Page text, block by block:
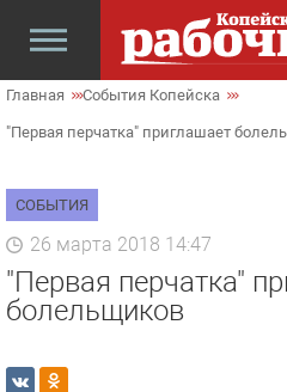
Главная События Копейска
"Первая перчатка" приглашает
СОБЫТИЯ
26 марта 2018 14:47
"Первая перчатка"
болельщиков